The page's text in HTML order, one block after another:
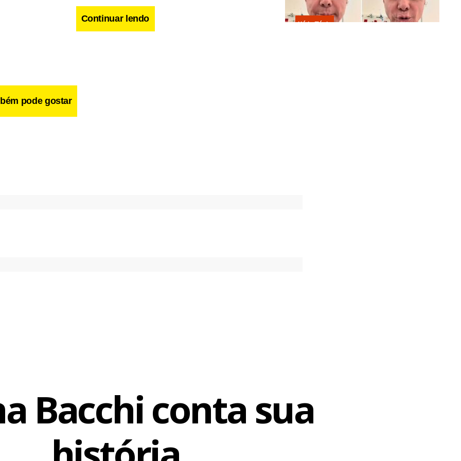
fazendo imagem: “Muita gente procura a fama pela fama. Estou na
São Paulo. “Espero que desse trabalho surjam novas edições. Minha
28 anos, no dia 8, Karina brinca dizendo que não está vivendo seu
Continuar lendo
pode gostar
Kátia Flávia
Bacchi conta sua